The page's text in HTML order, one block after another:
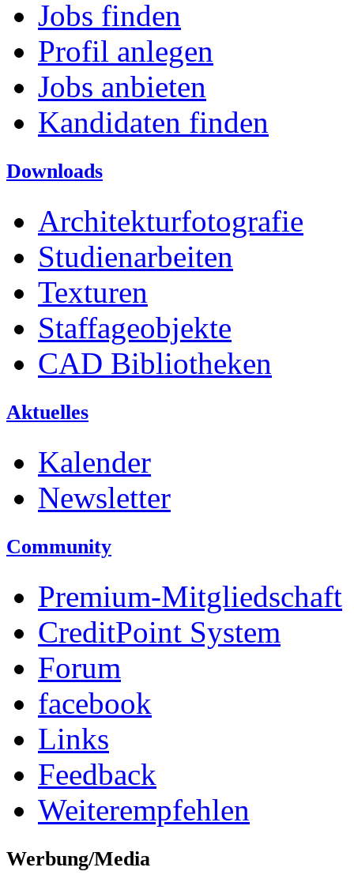
Jobs finden
Profil anlegen
Jobs anbieten
Kandidaten finden
Downloads
Architekturfotografie
Studienarbeiten
Texturen
Staffageobjekte
CAD Bibliotheken
Aktuelles
Kalender
Newsletter
Community
Premium-Mitgliedschaft
CreditPoint System
Forum
facebook
Links
Feedback
Weiterempfehlen
Werbung/Media